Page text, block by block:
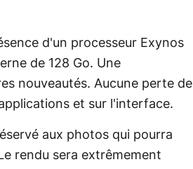
d'un processeur Exynos
de 128 Go. Une
nouveautés. Aucune perte de
et sur l'interface.
aux photos qui pourra
rendu sera extrêmement